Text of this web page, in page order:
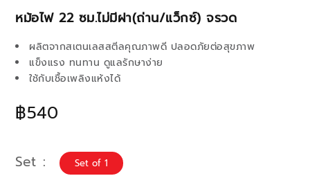
หม้อไฟ 22 ซม.ไม่มีฝา(ถ่าน/แว็กซ์) จรวด
฿540
ผลิตจากสเตนเลสสตีลคุณภาพดี ปลอดภัยต่อสุขภาพ
แข็งแรง ทนทาน ดูแลรักษาง่าย
ใช้กับเชื้อเพลิงแห้งได้
Set Set of 1